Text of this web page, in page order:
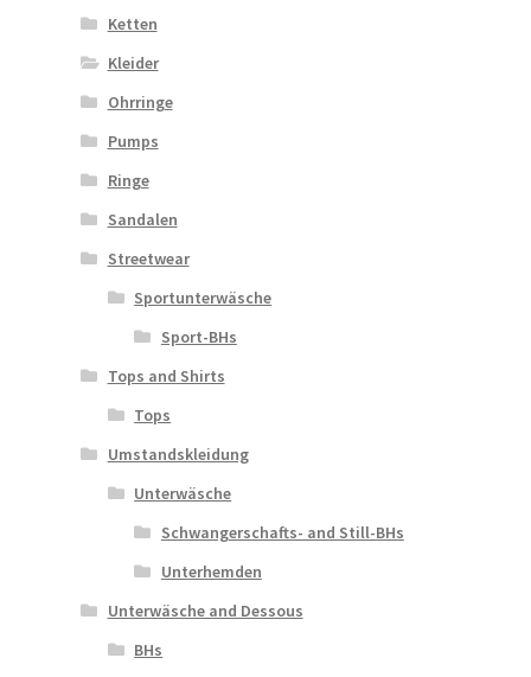
Ketten
Kleider
Ohrringe
Pumps
Ringe
Sandalen
Streetwear
Sportunterwäsche
Sport-BHs
Tops and Shirts
Tops
Umstandskleidung
Unterwäsche
Schwangerschafts- and Still-BHs
Unterhemden
Unterwäsche and Dessous
BHs